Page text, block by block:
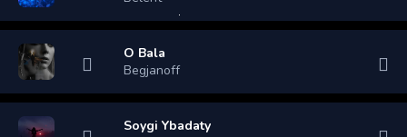
O Bala
Begjanoff
Soygi Ybadaty